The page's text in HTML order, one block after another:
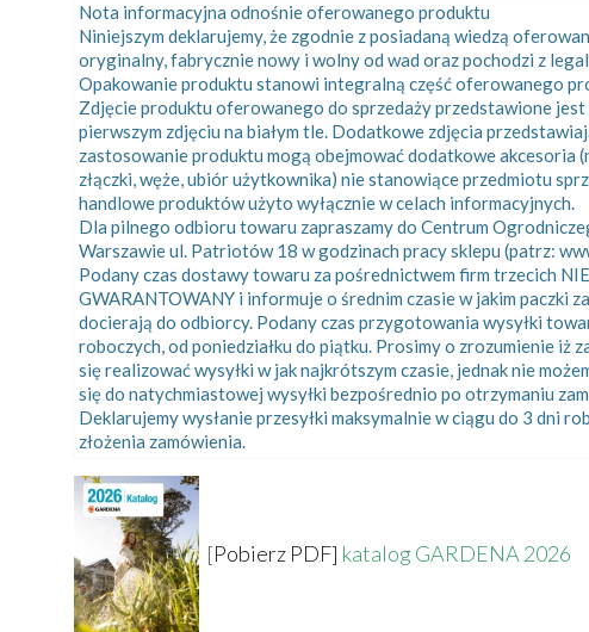
Nota informacyjna odnośnie oferowanego produktu
Niniejszym deklarujemy, że zgodnie z posiadaną wiedzą
oryginalny, fabrycznie nowy i wolny od wad oraz pochodzi z
Opakowanie produktu stanowi integralną część oferowanego
Zdjęcie produktu oferowanego do sprzedaży przedstawione
pierwszym zdjęciu na białym tle. Dodatkowe zdjęcia
zastosowanie produktu mogą obejmować dodatkowe akcesoria
złączki, węże, ubiór użytkownika) nie stanowiące przedmiotu
handlowe produktów użyto wyłącznie w celach informacyjnych.
Dla pilnego odbioru towaru zapraszamy do Centrum
Warszawie ul. Patriotów 18 w godzinach pracy sklepu (patrz:
Podany czas dostawy towaru za pośrednictwem firm trzecich NIE
GWARANTOWANY i informuje o średnim czasie w jakim paczki
docierają do odbiorcy. Podany czas przygotowania wysyłki
roboczych, od poniedziałku do piątku. Prosimy o zrozumienie iż
się realizować wysyłki w jak najkrótszym czasie, jednak nie
się do natychmiastowej wysyłki bezpośrednio po otrzymaniu
Deklarujemy wysłanie przesyłki maksymalnie w ciągu do 3 dni
złożenia zamówienia.
[Pobierz PDF] katalog GARDENA 2026